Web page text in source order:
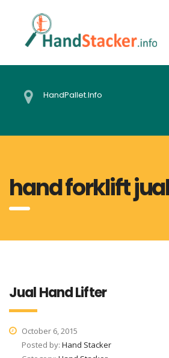
HandPallet.Info
hand forklift
Jual Hand Lifter
October 6, 2015
Posted by: Hand Stacker